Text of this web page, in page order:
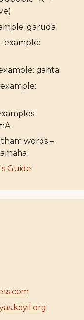
garuda
example:
ganta
words –
Guide